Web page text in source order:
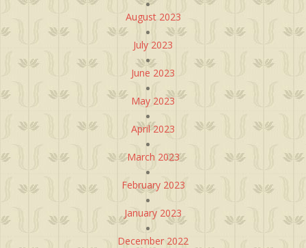
August 2023
July 2023
June 2023
May 2023
April 2023
March 2023
February 2023
January 2023
December 2022